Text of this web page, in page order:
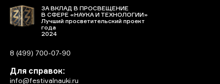
ЗА ВКЛАД В ПРОСВЕЩЕНИЕ
В СФЕРЕ «НАУКА И ТЕХНОЛОГИИ»
Лучший просветительский проект
года
2024
8 (499) 700-07-90
Для справок:
info@festivalnauki.ru